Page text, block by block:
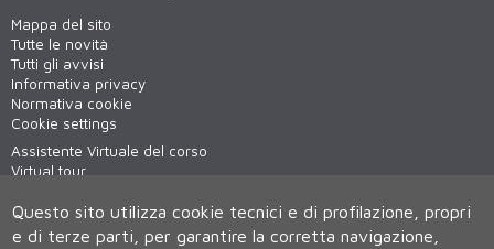
Mappa del sito
Tutte le novità
Tutti gli avvisi
Informativa privacy
Normativa cookie
Cookie settings
Assistente Virtuale del corso
Virtual tour
Questo sito utilizza cookie tecnici e di profilazione, propri
e di terze parti, per garantire la corretta navigazione,